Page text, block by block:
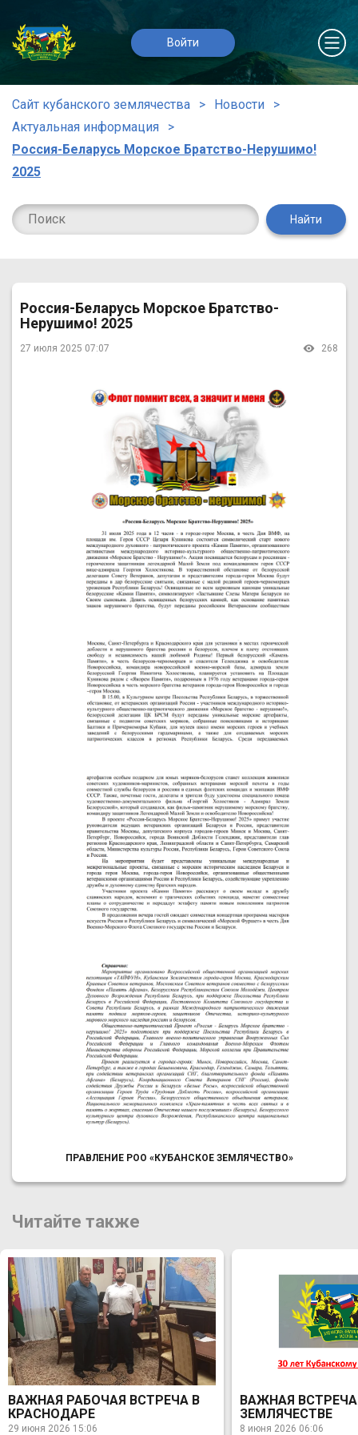
Войти
Сайт кубанского землячества
Новости
Актуальная информация
Россия-Беларусь Морское Братство-Нерушимо!
2025
Найти
Россия-Беларусь Морское Братство-
Нерушимо! 2025
27 июля 2025 07:07 268
ПРАВЛЕНИЕ РОО «КУБАНСКОЕ ЗЕМЛЯЧЕСТВО»
Читайте также
ВАЖНАЯ РАБОЧАЯ ВСТРЕЧА В
КРАСНОДАРЕ
29 июня 2026 15:06
ВАЖНАЯ
ЗЕМЛЯЧЕСТВЕ
8 июня 2026 06:06